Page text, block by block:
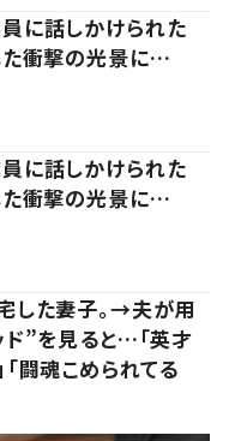
に話しかけられた
た衝撃の光景に…
に話しかけられた
た衝撃の光景に…
した妻子。→夫が用
”を見ると…「英才
闘魂こめられてる